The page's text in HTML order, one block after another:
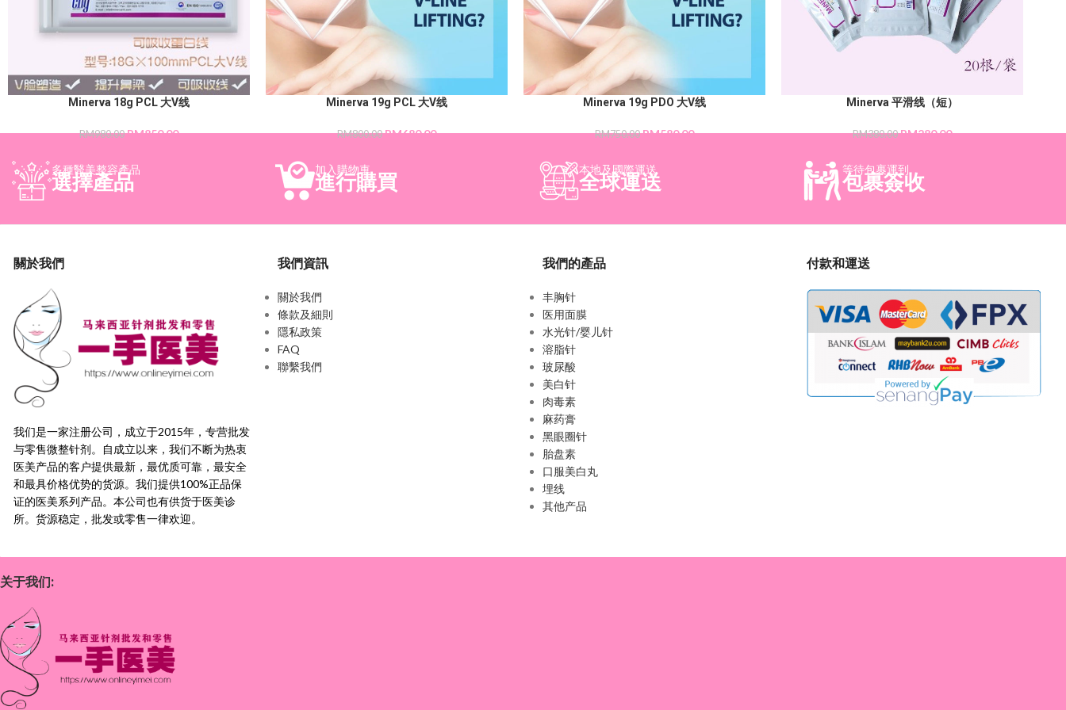
Minerva 18g PCL 大V线
RM980.00 RM850.00
Minerva 19g PCL 大V线
RM800.00 RM680.00
Minerva 19g PDO 大V线
RM750.00 RM580.00
Minerva 平滑线（短）
RM380.00 RM280.00
多種醫美整容產品
選擇產品
加入購物車
進行購買
本地及國際運送
全球運送
等待包裹運到
包裹簽收
關於我們
我们是一家注册公司，成立于2015年， 专营批发
与零售微整针剂。自成立以来，我们不断为热衷
医美产品的客户提供最新， 最优质可靠，最安全
和最具价格优势的货源。 我们提供100%正品保
证的医美系列产品。本公司也有供货于医美诊
所。货源稳定， 批发或零售一律欢迎。
我們資訊
關於我們
條款及細則
隱私政策
FAQ
聯繫我們
我們的產品
丰胸针
医用面膜
水光针/婴儿针
溶脂针
玻尿酸
美白针
肉毒素
麻药膏
黑眼圈针
胎盘素
口服美白丸
埋线
其他产品
付款和運送
关于我们: